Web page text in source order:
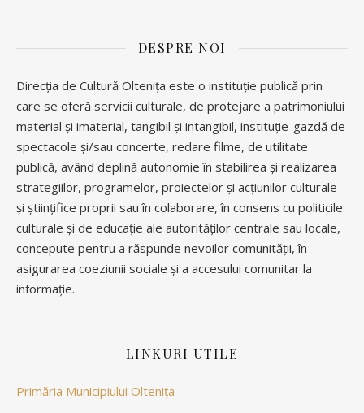
DESPRE NOI
Direcția de Cultură Oltenița este o instituție publică prin
care se oferă servicii culturale, de protejare a patrimoniului
material și imaterial, tangibil și intangibil, instituție-gazdă de
spectacole și/sau concerte, redare filme, de utilitate
publică, având deplină autonomie în stabilirea și realizarea
strategiilor, programelor, proiectelor și acțiunilor culturale
și științifice proprii sau în colaborare, în consens cu politicile
culturale și de educație ale autorităților centrale sau locale,
concepute pentru a răspunde nevoilor comunității, în
asigurarea coeziunii sociale și a accesului comunitar la
informație.
LINKURI UTILE
Primăria Municipiului Oltenița